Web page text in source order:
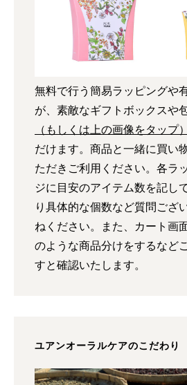
無料で行う簡易ラッピングや
が、素敵なギフトボックスや
（もしくは上の画像をタップ）
だけます。商品と一緒に買い
ただきご利用ください。各ラ
ジに目安のアイテム数を記し
り具体的な個数など質問ござ
ねください。また、カート画
のような商品分けをするなど
すと確認いたします。
ユアンオーラルケアのこだわり